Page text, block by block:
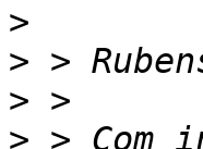
>
>
>
> > Com